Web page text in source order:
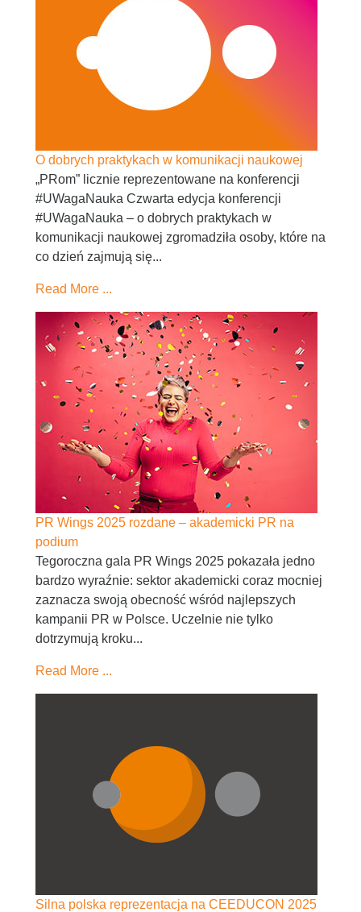
O dobrych praktykach w komunikacji naukowej
„PRom” licznie reprezentowane na konferencji
#UWagaNauka Czwarta edycja konferencji
#UWagaNauka – o dobrych praktykach w
komunikacji naukowej zgromadziła osoby, które na
co dzień zajmują się...
Read More ...
PR Wings 2025 rozdane – akademicki PR na
podium
Tegoroczna gala PR Wings 2025 pokazała jedno
bardzo wyraźnie: sektor akademicki coraz mocniej
zaznacza swoją obecność wśród najlepszych
kampanii PR w Polsce. Uczelnie nie tylko
dotrzymują kroku...
Read More ...
Silna polska reprezentacja na CEEDUCON 2025